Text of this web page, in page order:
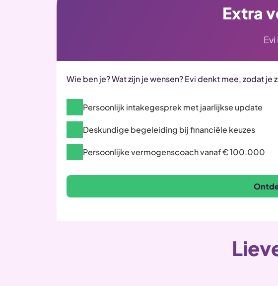
Extra
Wie ben je? Wat zijn je wensen? Evi denkt mee, zodat
Persoonlijk intakegesprek met jaarlijkse update
Deskundige begeleiding bij financiële keuzes
Persoonlijke vermogenscoach vanaf € 100.000